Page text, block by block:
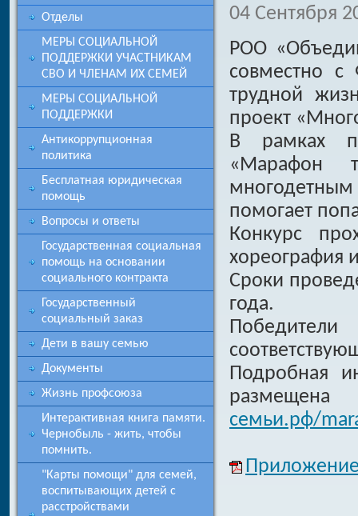
Отделы
МЕРЫ СОЦИАЛЬНОЙ
ПОДДЕРЖКИ УЧАСТНИКАМ
СВО И ЧЛЕНАМ ИХ СЕМЕЙ
МЕРЫ СОЦИАЛЬНОЙ
ПОДДЕРЖКИ
Антикоррупционная
политика
Бесплатная юридическая
помощь
Вопросы и ответы
Государственная социальная
помощь на основании
социального контракта
Государственный
социальный заказ
Дети в вашу семью
Документы
Жизнь профсоюза
Интерактивная книга памяти.
Чернобыль - жить, чтобы
помнить.
"Карты помощи" для семей,
воспитывающих детей с
расстройствами
04 Сентября
РОО
совместно
трудной
проект
В рамках
«Марафон
помогает
Конкурс
хореография
Сроки
года.
Подробная
семьи.рф/